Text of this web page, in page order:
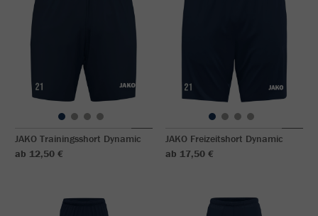
JAKO Trainingsshort Dynamic
ab 12,50 €
JAKO Freizeitshort Dynamic
ab 17,50 €